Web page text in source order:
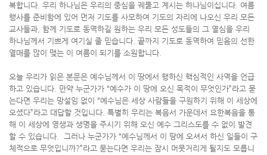
복합니다. 우리 하나님은 우리의 중심을 궤뚫고 계시는 하나님이십니다. 여름
행사를 준비함에 있어 먼저 기도를 사모하여 기도의 자리에 나오신 우리 모든
교사들과, 함께 기도로 동역하길 원하는 우리 모든 성도들의 그 열심을 우리
하나님께서 기쁘게 여기실 줄 믿습니다. 끝까지 기도로 동역하여 믿음의 선한
열매를 많이 맺는 이 여름이 되기를 소원합니다.
오늘 우리가 읽은 본문은 예수님께서 이 땅에서 행하신 핵심적인 사역을 언급
하고 있습니다. 만약 누군가가 “예수가 이 땅에 오신 목적이 무엇인가”라고 묻
는다면 우리는 망설임 없이 “예수님은 세상 사람들을 구원하기 위해 이 세상에
오셨다”라고 대답할 것입니다. 특별히 우리는 복음서 가운데서 요한복음을 통
해 이 세상에 영생과 생명을 주시기 위해 오신 예수 그리스도를 수 없이 발견
할 수 있습니다. 그러나 누군가가 “예수님께서 이 땅에 오셔서 하신 일들이 구
체적으로 무엇입니까?”라고 묻는다면 우리는 잠시 머뭇거리게 될지도 모릅니